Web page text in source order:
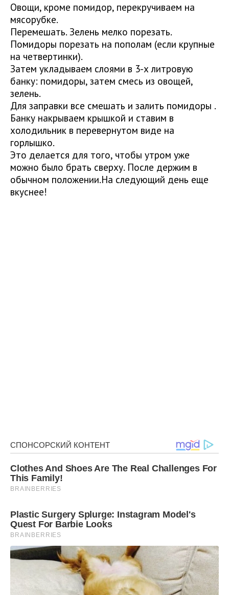
Овощи, кроме помидор, перекручиваем на
мясорубке.
Перемешать. Зелень мелко порезать.
Помидоры порезать на пополам (если крупные
на четвертинки).
Затем укладываем слоями в 3-х литровую
банку: помидоры, затем смесь из овощей,
зелень.
Для заправки все смешать и залить помидоры .
Банку накрываем крышкой и ставим в
холодильник в перевернутом виде на
горлышко.
Это делается для того, чтобы утром уже
можно было брать сверху. После держим в
обычном положении.На следующий день еще
вкуснее!